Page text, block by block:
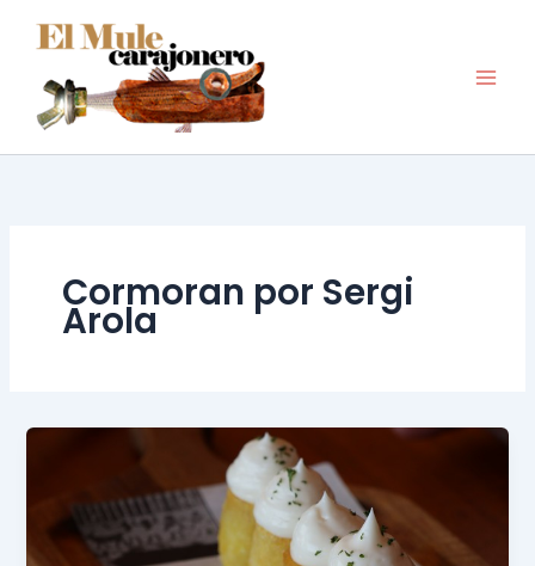
Cormoran por Sergi
Arola